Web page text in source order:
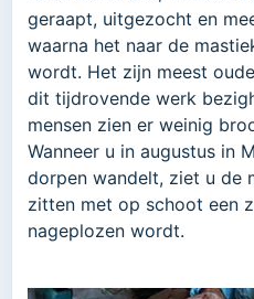
geraapt, uitgezocht en
waarna het naar de
wordt. Het zijn meest
dit tijdrovende werk
mensen zien er weinig
Wanneer u in augustus in
dorpen wandelt, ziet u de
zitten met op schoot een
nageplozen wordt.